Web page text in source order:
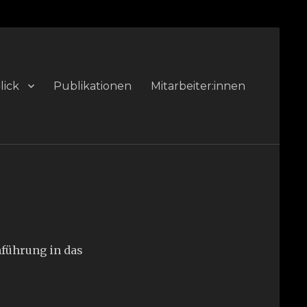
Publikationen Mitarbeiter:innen
in das